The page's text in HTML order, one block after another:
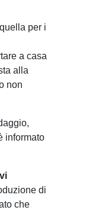
per i
a casa
alla
non
informato
di
che